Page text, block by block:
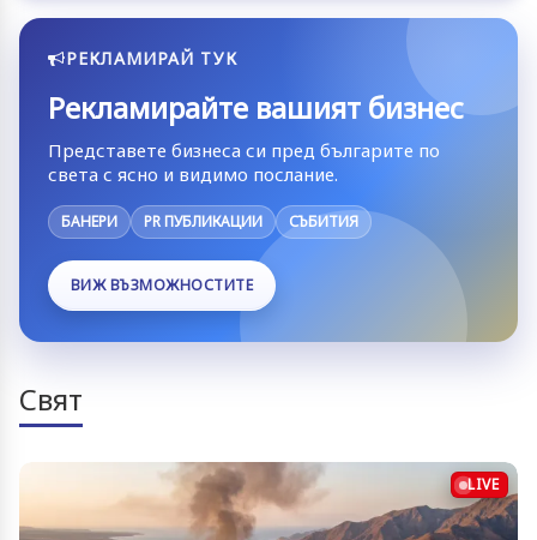
РЕКЛАМИРАЙ ТУК
Рекламирайте вашият бизнес
Представете бизнеса си пред българите по
света с ясно и видимо послание.
БАНЕРИ PR ПУБЛИКАЦИИ СЪБИТИЯ
ВИЖ ВЪЗМОЖНОСТИТЕ
Свят
LIVE